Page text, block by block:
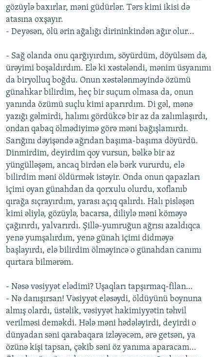
gözüylə baxırlar, məni güdürlər. Tərs kimi ikisi də
atasına oxşayır.
- Deyəsən, ölü ərin ağalığı dirininkindən ağır olur…
- Sağ olanda onu qarğıyırdım, söyürdüm, döyülsəm də,
ürəyimi boşaldırdım. Elə ki xəstələndi, mənim üsyanımı
da biryolluq boğdu. Onun xəstələnməyində özümü
günahkar bilirdim, heç bir suçum olmasa da, onun
yanında özümü suçlu kimi aparırdım. Di gəl, mənə
yazığı gəlmirdi, halımı gördükcə bir az da zalımlaşırdı,
ondan qabaq ölmədiyimə görə məni bağışlamırdı.
Sarığını dəyişəndə ağrıdan başıma-başıma döyürdü.
Dinmirdim, deyirdim qoy vursun, bəlkə bir az
yüngülləşəm, ancaq birdən elə bərk vururdu, elə
bilirdim məni öldürmək istəyir. Onda onun qapazları
içimi oyan günahdan da qorxulu olurdu, xoflanıb
qırağa sıçrayırdım, yarası açıq qalırdı. Halı pisləşən
kimi əliylə, gözüylə, bacarsa, diliylə məni köməyə
çağırırdı, yalvarırdı. Şillə-yumruğun ağrısı azaldıqca
yenə yumşalırdım, yenə günah içimi didməyə
başlayırdı, elə bilirdim ölməyincə o günahdan canımı
qurtara bilmərəm.
- Nəsə vəsiyyət elədimi? Uşaqları tapşırmaq-filan…
- Nə danışırsan! Vəsiyyət eləsəydi, öldüyünü boynuna
almış olardı, üstəlik, vəsiyyət hakimiyyətin təhvil
verilməsi deməkdi. Hələ məni hədələyirdi, deyirdi o
dünyadan səni qarabaqara izləyəcəm, ərə getsən, ya
özünə kişi tapsan, çəkib səni öz yanıma aparacam…